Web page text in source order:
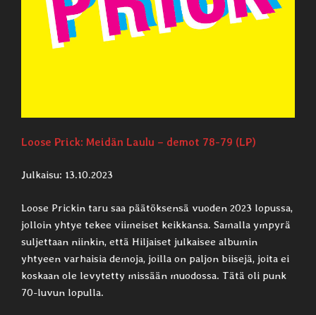
Loose Prick: Meidän Laulu – demot 78-79 (LP)
Julkaisu: 13.10.2023
Loose Prickin taru saa päätöksensä vuoden 2023 lopussa,
jolloin yhtye tekee viimeiset keikkansa. Samalla ympyrä
suljettaan niinkin, että Hiljaiset julkaisee albumin
yhtyeen varhaisia demoja, joilla on paljon biisejä, joita ei
koskaan ole levytetty missään muodossa. Tätä oli punk
70-luvun lopulla.